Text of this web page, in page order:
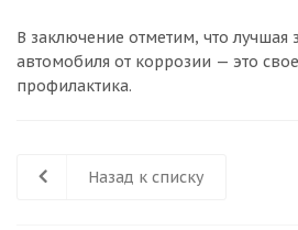
В заключение отметим, что лучшая
автомобиля от коррозии — это
профилактика.
Назад к списку